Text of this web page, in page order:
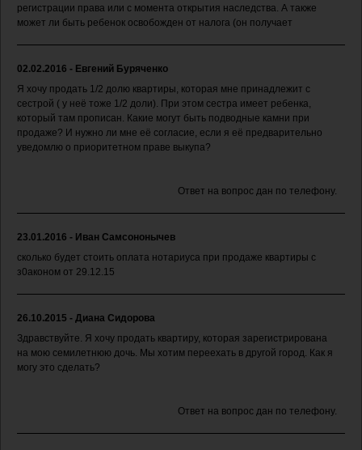
регистрации права или с момента открытия наследства. А также
может ли быть ребенок освобожден от налога (он получает
02.02.2016 - Евгений Буряченко
Я хочу продать 1/2 долю квартиры, которая мне принадлежит с
сестрой ( у неё тоже 1/2 доли). При этом сестра имеет ребенка,
который там прописан. Какие могут быть подводные камни при
продаже? И нужно ли мне её согласие, если я её предварительно
уведомлю о приоритетном праве выкупа?
Ответ на вопрос дан по телефону.
23.01.2016 - Иван Самсононычев
сколько будет стоить оплата нотариуса при продаже квартиры с
з0аконом от 29.12.15
26.10.2015 - Диана Сидорова
Здравствуйте. Я хочу продать квартиру, которая зарегистрирована
на мою семилетнюю дочь. Мы хотим переехать в другой город. Как я
могу это сделать?
Ответ на вопрос дан по телефону.